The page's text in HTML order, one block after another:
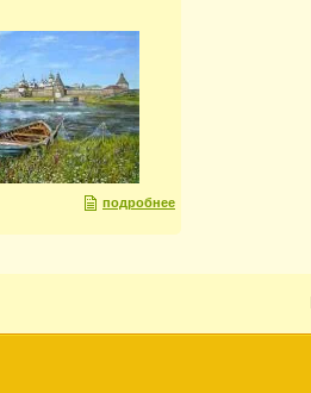
подробнее